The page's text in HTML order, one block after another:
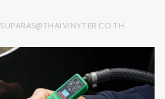
SUPARAS@THAIVINYTER.CO.TH